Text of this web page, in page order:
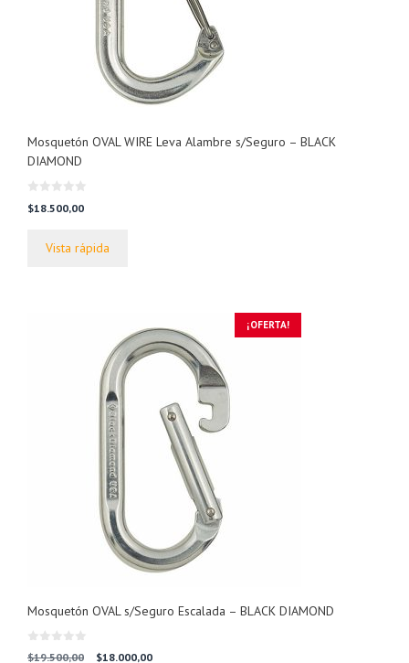
Mosquetón OVAL WIRE Leva Alambre s/Seguro – BLACK
DIAMOND
0
d
$18.500,00
Vista rápida
¡OFERTA!
Mosquetón OVAL s/Seguro Escalada – BLACK DIAMOND
0
$19.500,00
El
$18.000,00El